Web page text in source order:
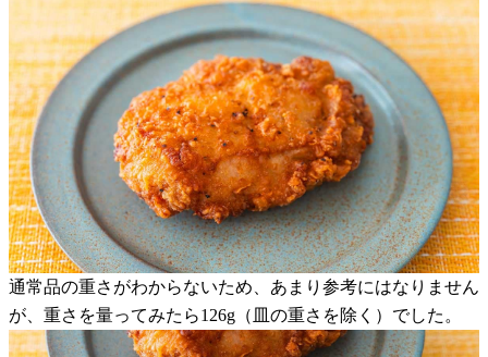
通常品の重さがわからないため、あまり参考にはなりません
が、重さを量ってみたら126g（皿の重さを除く）でした。